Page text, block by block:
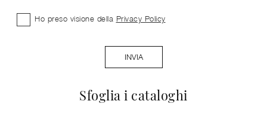
Sfoglia i cataloghi
Ho preso visione della Privacy Policy
INVIA